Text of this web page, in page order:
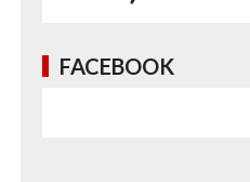
FACEBOOK